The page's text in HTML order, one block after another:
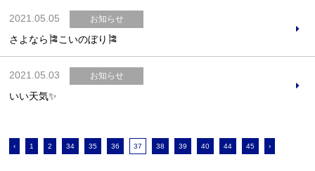
2021.05.05 お知らせ
さよなら🎏こいのぼり🎏
2021.05.03 お知らせ
いい天気✨
‹ 1 2 34 35 36 37 38 39 40 44 45 ›